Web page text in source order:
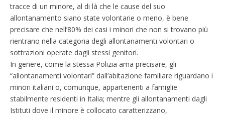
tracce di un minore, al di là che le cause del suo
allontanamento siano state volontarie o meno, è bene
precisare che nell’80% dei casi i minori che non si trovano più
rientrano nella categoria degli allontanamenti volontari o
sottrazioni operate dagli stessi genitori.
In genere, come la stessa Polizia ama precisare, gli
“allontanamenti volontari” dall’abitazione familiare riguardano i
minori italiani o, comunque, appartenenti a famiglie
stabilmente residenti in Italia; mentre gli allontanamenti dagli
Istituti dove il minore è collocato caratterizzano,